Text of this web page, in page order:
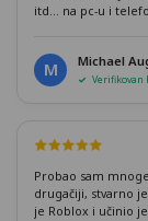
itd... na pc-u i
M Michael
Probao sam
drugačiji, stvarno
je Roblox i učinio